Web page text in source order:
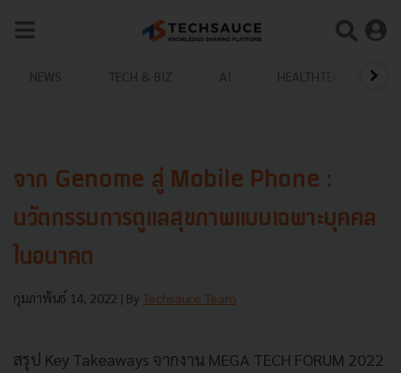
NEWS TECH & BIZ AI HEALTHTECH
จาก Genome สู่ Mobile Phone :
นวัตกรรมการดูแลสุขภาพแบบเฉพาะบุคคล
ในอนาคต
กุมภาพันธ์ 14, 2022 | By Techsauce Team
สรุป Key Takeaways จากงาน MEGA TECH FORUM 2022